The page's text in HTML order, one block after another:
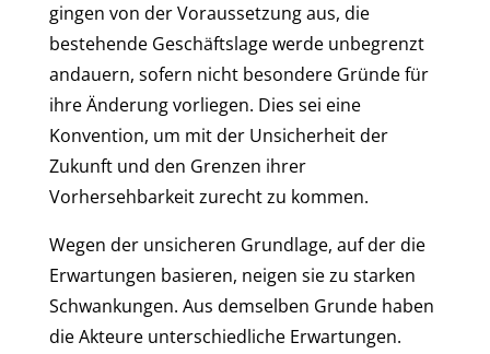
gingen von der Voraussetzung aus, die
bestehende Geschäftslage werde unbegrenzt
andauern, sofern nicht besondere Gründe für
ihre Änderung vorliegen. Dies sei eine
Konvention, um mit der Unsicherheit der
Zukunft und den Grenzen ihrer
Vorhersehbarkeit zurecht zu kommen.
Wegen der unsicheren Grundlage, auf der die
Erwartungen basieren, neigen sie zu starken
Schwankungen. Aus demselben Grunde haben
die Akteure unterschiedliche Erwartungen.